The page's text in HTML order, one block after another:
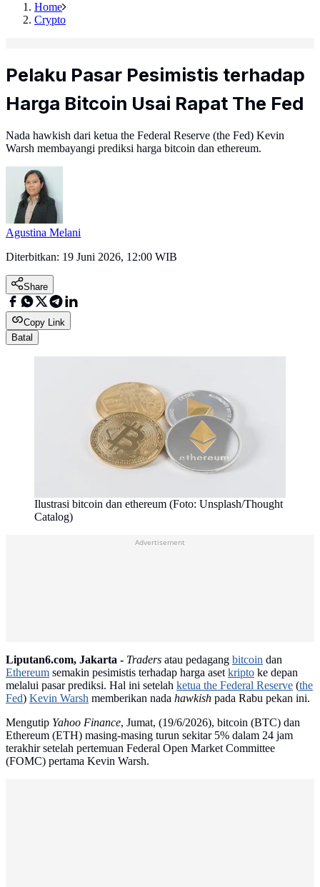
Home
Crypto
Pelaku Pasar Pesimistis terhadap
Harga Bitcoin Usai Rapat The Fed
Nada hawkish dari ketua the Federal Reserve (the Fed) Kevin
Warsh membayangi prediksi harga bitcoin dan ethereum.
Agustina Melani
Diterbitkan: 19 Juni 2026, 12:00 WIB
Share
Copy Link
Batal
Ilustrasi bitcoin dan ethereum (Foto: Unsplash/Thought
Catalog)
Advertisement
Liputan6.com, Jakarta - Traders atau pedagang bitcoin dan
Ethereum semakin pesimistis terhadap harga asetkripto ke depan
melalui pasar prediksi. Hal ini setelah ketua the Federal Reserve (the
Fed) Kevin Warsh memberikan nada hawkish pada Rabu pekan ini.
Mengutip Yahoo Finance, Jumat, (19/6/2026), bitcoin (BTC) dan
Ethereum (ETH) masing-masing turun sekitar 5% dalam 24 jam
terakhir setelah pertemuan Federal Open Market Committee
(FOMC) pertama Kevin Warsh.